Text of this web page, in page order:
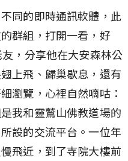
同的即時通訊軟體，此
群組，打開一看，好
，分享他在大安森林公
上飛、歸巢歇息，還有
瀏覽，心裡自然嘀咕：
我和靈鷲山佛教道場的
設的交流平台。一位年
飛近，到了寺院大樓前